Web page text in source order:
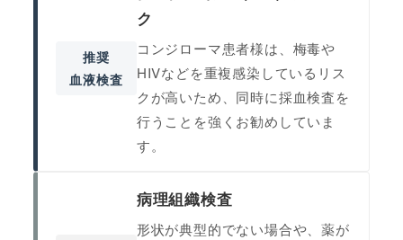
推奨
血液検査
ク
コンジローマ患者様は、梅毒や
HIVなどを重複感染しているリス
クが高いため、同時に採血検査を
行うことを強くお勧めしていま
す。
病理組織検査
形状が典型的でない場合や、薬が